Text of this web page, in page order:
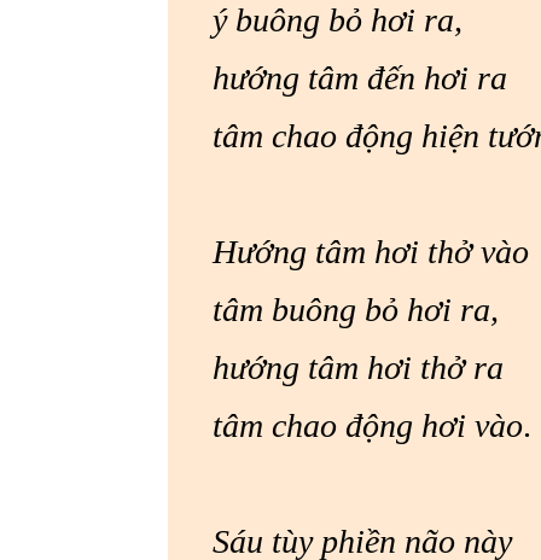
ý buông bỏ hơi ra,
hướng tâm đến
tâm chao động hiện
Hướng tâm hơi
tâm buông bỏ hơi ra,
hướng tâm hơi
tâm chao động hơi vào.
Sáu tùy phiền